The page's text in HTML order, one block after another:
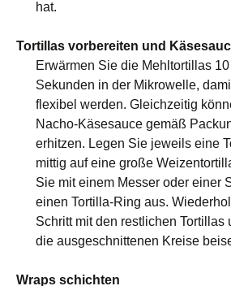
hat.
Tortillas vorbereiten und
Erwärmen Sie die Mehltortillas
Sekunden in der Mikrowelle,
flexibel werden. Gleichzeitig
Nacho-Käsesauce gemäß
erhitzen. Legen Sie jeweils eine
mittig auf eine große
Sie mit einem Messer oder einer
einen Tortilla-Ring aus.
Schritt mit den restlichen Tortillas
die ausgeschnittenen Kreise
Wraps schichten